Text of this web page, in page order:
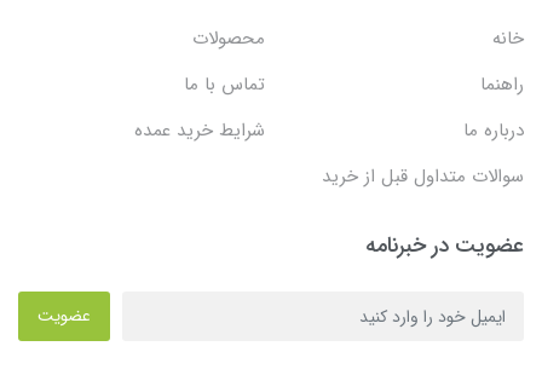
خانه
محصولات
راهنما
تماس با ما
درباره ما
شرایط خرید عمده
سوالات متداول قبل از خرید
عضویت در خبرنامه
عضویت